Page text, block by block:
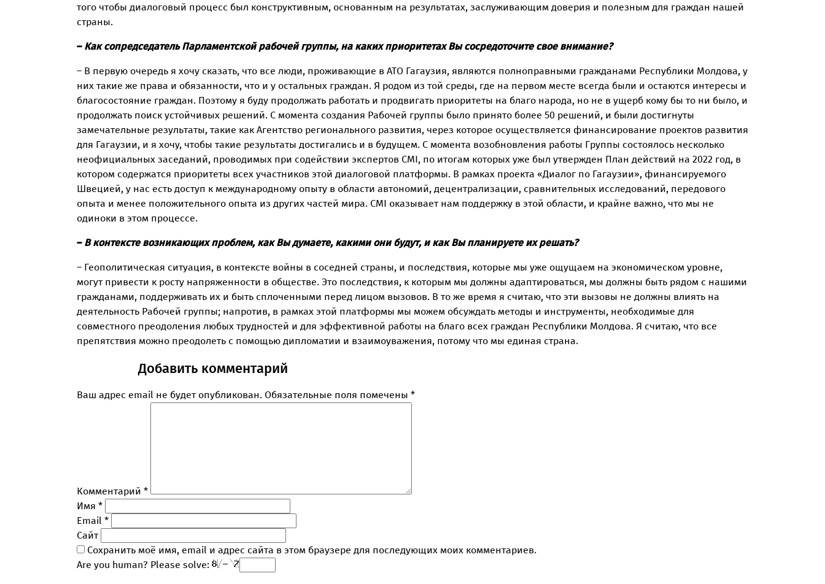
того чтобы диалоговый процесс был конструктивным, основанным на результатах, заслуживающим доверия и полезным для граждан нашей
страны.
– Как сопредседатель Парламентской рабочей группы, на каких приоритетах Вы сосредоточите свое внимание?
– В первую очередь я хочу сказать, что все люди, проживающие в АТО Гагаузия, являются полноправными гражданами Республики Молдова, у
них такие же права и обязанности, что и у остальных граждан. Я родом из той среды, где на первом месте всегда были и остаются интересы и
благосостояние граждан. Поэтому я буду продолжать работать и продвигать приоритеты на благо народа, но не в ущерб кому бы то ни было, и
продолжать поиск устойчивых решений. С момента создания Рабочей группы было принято более 50 решений, и были достигнуты
замечательные результаты, такие как Агентство регионального развития, через которое осуществляется финансирование проектов развития
для Гагаузии, и я хочу, чтобы такие результаты достигались и в будущем. С момента возобновления работы Группы состоялось несколько
неофициальных заседаний, проводимых при содействии экспертов CMI, по итогам которых уже был утвержден План действий на 2022 год, в
котором содержатся приоритеты всех участников этой диалоговой платформы. В рамках проекта «Диалог по Гагаузии», финансируемого
Швецией, у нас есть доступ к международному опыту в области автономий, децентрализации, сравнительных исследований, передового
опыта и менее положительного опыта из других частей мира. CMI оказывает нам поддержку в этой области, и крайне важно, что мы не
одиноки в этом процессе.
– В контексте возникающих проблем, как Вы думаете, какими они будут, и как Вы планируете их решать?
– Геополитическая ситуация, в контексте войны в соседней страны, и последствия, которые мы уже ощущаем на экономическом уровне,
могут привести к росту напряженности в обществе. Это последствия, к которым мы должны адаптироваться, мы должны быть рядом с нашими
гражданами, поддерживать их и быть сплоченными перед лицом вызовов. В то же время я считаю, что эти вызовы не должны влиять на
деятельность Рабочей группы; напротив, в рамках этой платформы мы можем обсуждать методы и инструменты, необходимые для
совместного преодоления любых трудностей и для эффективной работы на благо всех граждан Республики Молдова. Я считаю, что все
препятствия можно преодолеть с помощью дипломатии и взаимоуважения, потому что мы единая страна.
Добавить комментарий
Ваш адрес email не будет опубликован. Обязательные поля помечены *
Комментарий *
Имя *
Email *
Сайт
Сохранить моё имя, email и адрес сайта в этом браузере для последующих моих комментариев.
Are you human? Please solve: